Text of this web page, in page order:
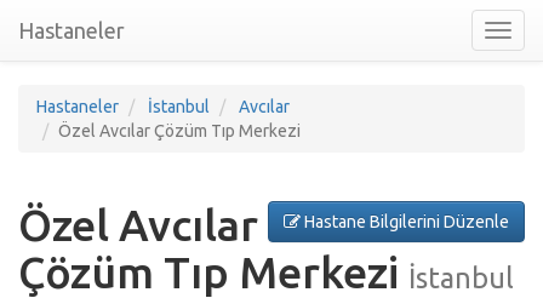
nav
Hastaneler
Hastaneler İstanbul
Avcılar
Özel Avcılar Çözüm Tıp Merkezi
Hastane Bilgilerini Düzenle
Özel Avcılar
Çözüm Tıp Merkezi İstanbul